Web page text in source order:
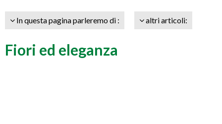
In questa pagina parleremo di : altri articoli:
Fiori ed eleganza